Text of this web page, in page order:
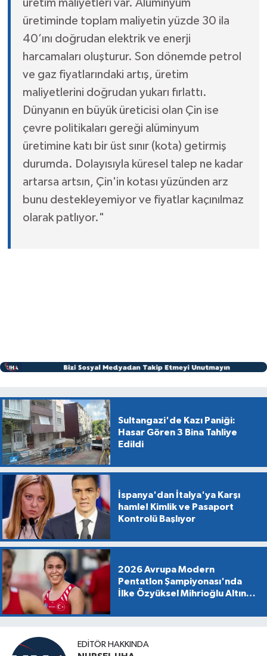
üretim maliyetleri var. Alüminyum
üretiminde toplam maliyetin yüzde 30 ila
40’ını doğrudan elektrik ve enerji
harcamaları oluşturur. Son dönemde petrol
ve gaz fiyatlarındaki artış, üretim
maliyetlerini doğrudan yukarı fırlattı.
Dünyanın en büyük üreticisi olan Çin ise
çevre politikaları gereği alüminyum
üretimine katı bir üst sınır (kota) getirmiş
durumda. Dolayısıyla küresel talep ne kadar
artarsa artsın, Çin'in kotası yüzünden arz
bunu destekleyemiyor ve fiyatlar kaçınılmaz
olarak patlıyor."
Sultangazi'de Kazı Paniği:
Hasar Gören 3 Bina Tahliye
Edildi
İspanya'dan İtalya'ya Karşı
hamle! Kimlik ve Pasaport
Kontrolü Başlıyor
2026 Avrupa Modern
Pentatlon Şampiyonası'nda
İlke Özyüksel Mihrioğlu Altın
EDITÖR HAKKINDA